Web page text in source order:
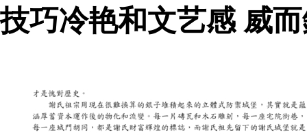
技巧冷艳和文艺感 威